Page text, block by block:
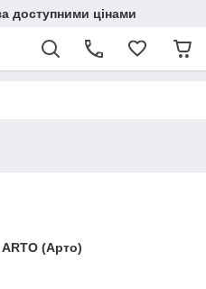
доступними цінами
(Арто)